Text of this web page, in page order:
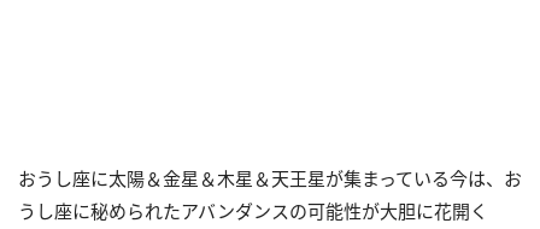
おうし座に太陽＆金星＆木星＆天王星が集まっている今は、お
うし座に秘められたアバンダンスの可能性が大胆に花開く